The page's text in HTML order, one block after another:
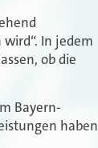
In jedem
ob die
Bayern-
haben